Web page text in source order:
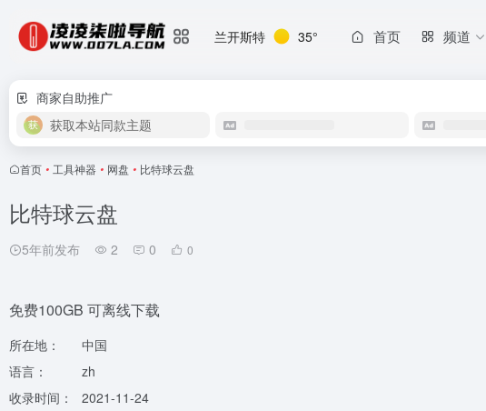
兰开斯特 35° 首页 频道
商家自助推广
获取本站同款主题
首页 • 工具神器 • 网盘 • 比特球云盘
比特球云盘
5年前发布 2 0 0
免费100GB 可离线下载
所在地：
中国
语言：
zh
收录时间：
2021-11-24